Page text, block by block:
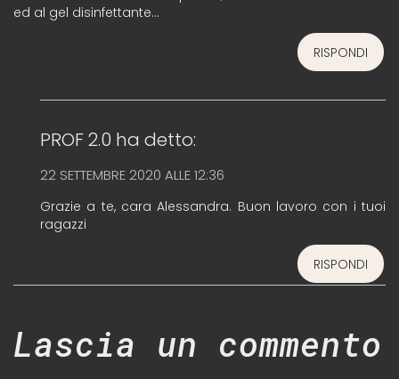
ed al gel disinfettante…
RISPONDI
PROF 2.0 ha detto:
22 SETTEMBRE 2020 ALLE 12:36
Grazie a te, cara Alessandra. Buon lavoro con i tuoi
ragazzi
RISPONDI
Lascia un commento